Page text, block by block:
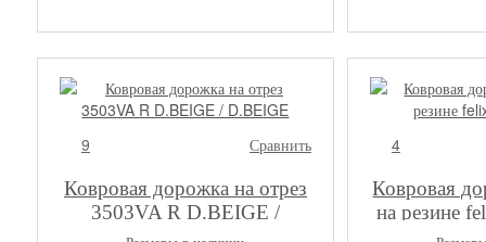
9 Сравнить
Ковровая дорожка на отрез
3503VA R D.BEIGE /
D.BEIGE
4
Ковровая
на резине